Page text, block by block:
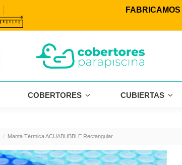
COBERTORES CUBIERTAS
Manta Térmica ACUABUBBLE Rectangular